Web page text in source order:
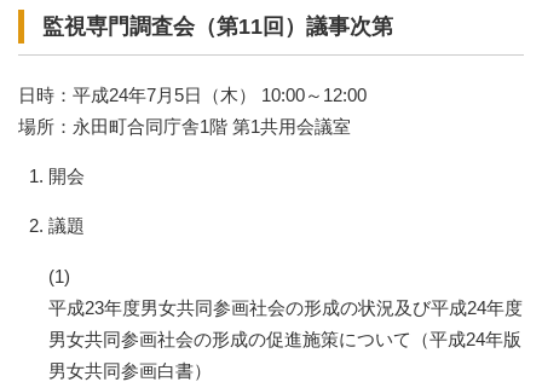
監視専門調査会（第11回）議事次第
日時：平成24年7月5日（木） 10:00～12:00
場所：永田町合同庁舎1階 第1共用会議室
開会
議題
(1)
平成23年度男女共同参画社会の形成の状況及び平成24年度
男女共同参画社会の形成の促進施策について（平成24年版
男女共同参画白書）